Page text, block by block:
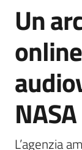
Archivio
storico
Conservazione
Argomenti
Salta al
Un
NASA
L’agenzia